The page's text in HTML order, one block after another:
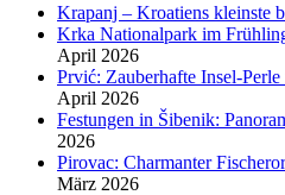
Krapanj – Kroatiens kleinste
Krka Nationalpark im
April 2026
Prvić: Zauberhafte Insel-
April 2026
Festungen in Šibenik:
2026
Pirovac: Charmanter
März 2026